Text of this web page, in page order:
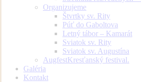
Organizujeme
Štvrtky sv. Rity
Púť do Gaboltova
Letný tábor – Kamarát
Sviatok sv. Rity
Sviatok sv. Augustína
AugfestKresťanský festival.
Galéria
Kontakt